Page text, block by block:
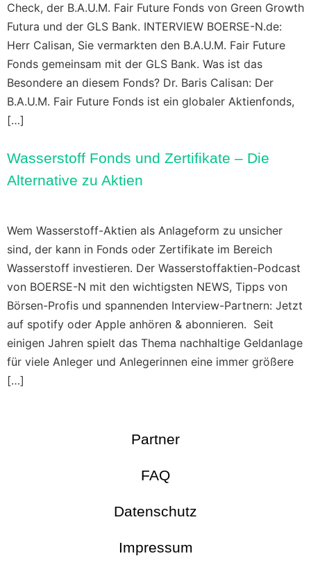
Check, der B.A.U.M. Fair Future Fonds von Green Growth
Futura und der GLS Bank. INTERVIEW BOERSE-N.de:
Herr Calisan, Sie vermarkten den B.A.U.M. Fair Future
Fonds gemeinsam mit der GLS Bank. Was ist das
Besondere an diesem Fonds? Dr. Baris Calisan: Der
B.A.U.M. Fair Future Fonds ist ein globaler Aktienfonds,
[…]
Wasserstoff Fonds und Zertifikate – Die
Alternative zu Aktien
Wem Wasserstoff-Aktien als Anlageform zu unsicher
sind, der kann in Fonds oder Zertifikate im Bereich
Wasserstoff investieren. Der Wasserstoffaktien-Podcast
von BOERSE-N mit den wichtigsten NEWS, Tipps von
Börsen-Profis und spannenden Interview-Partnern: Jetzt
auf spotify oder Apple anhören & abonnieren. Seit
einigen Jahren spielt das Thema nachhaltige Geldanlage
für viele Anleger und Anlegerinnen eine immer größere
[…]
Partner
FAQ
Datenschutz
Impressum